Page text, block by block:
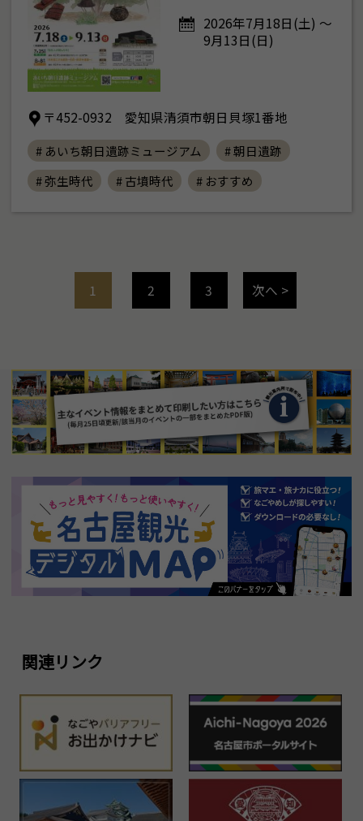
2026年7月18日(土) ～
9月13日(日)
〒452-0932 愛知県清須市朝日貝塚1番地
# あいち朝日遺跡ミュージアム
# 朝日遺跡
# 弥生時代
# 古墳時代 # おすすめ
1 2 3 次へ >
関連リンク